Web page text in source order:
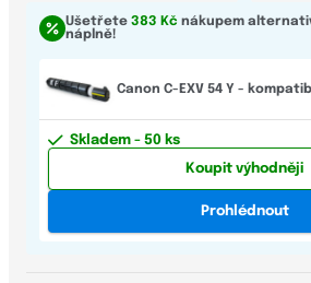
Ušetřete 383 Kč nákupem
náplně!
Canon C-EXV 54 Y -
Skladem - 50 ks
Koupit výhodněji
Prohlédnout